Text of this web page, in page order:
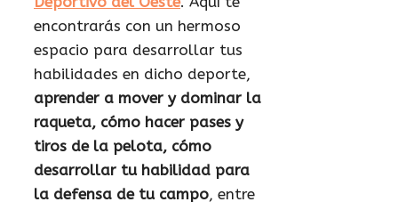
encontrarás con un hermoso
espacio para desarrollar tus
habilidades en dicho deporte,
aprender a mover y dominar la
raqueta, cómo hacer pases y
tiros de la pelota, cómo
desarrollar tu habilidad para
la defensa de tu campo, entre